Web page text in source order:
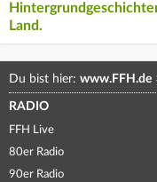
Land.
Du bist hier: www.FFH.de
RADIO
FFH Live
80er Radio
90er Radio